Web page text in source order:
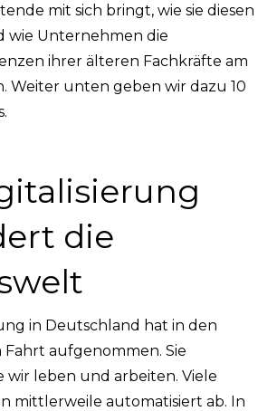
mit sich bringt, wie sie diesen
wie Unternehmen die
ihrer älteren Fachkräfte am
Weiter unten geben wir dazu 10
die
in Deutschland hat in den
Fahrt aufgenommen. Sie
wir leben und arbeiten. Viele
mittlerweile automatisiert ab. In